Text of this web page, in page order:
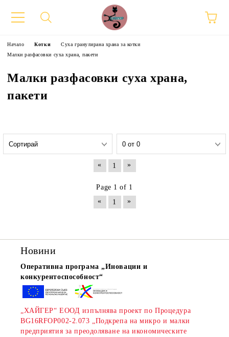
Начало Котки
Суха гранулирана храна за котки
Малки разфасовки суха храна, пакети
Малки разфасовки суха храна,
пакети
« 1 »
Page 1 of 1
«
1 »
Новини
Оперативна програма „Иновации и
конкурентоспособност“
„ХАЙГЕР“ ЕООД изпълнява проект по Процедура
BG16RFOP002-2.073 „Подкрепа на микро и малки
предприятия за преодоляване на икономическите